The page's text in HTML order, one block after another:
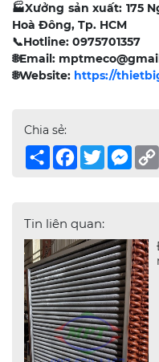
🏭Xưởng sản xuất: 175
Hoà Đông, Tp. HCM
📞Hotline: 0975701357
🌐Email:
🌐Website: https://
Chia sẻ:
ShareFacebook
Twitter
Tin liên quan: